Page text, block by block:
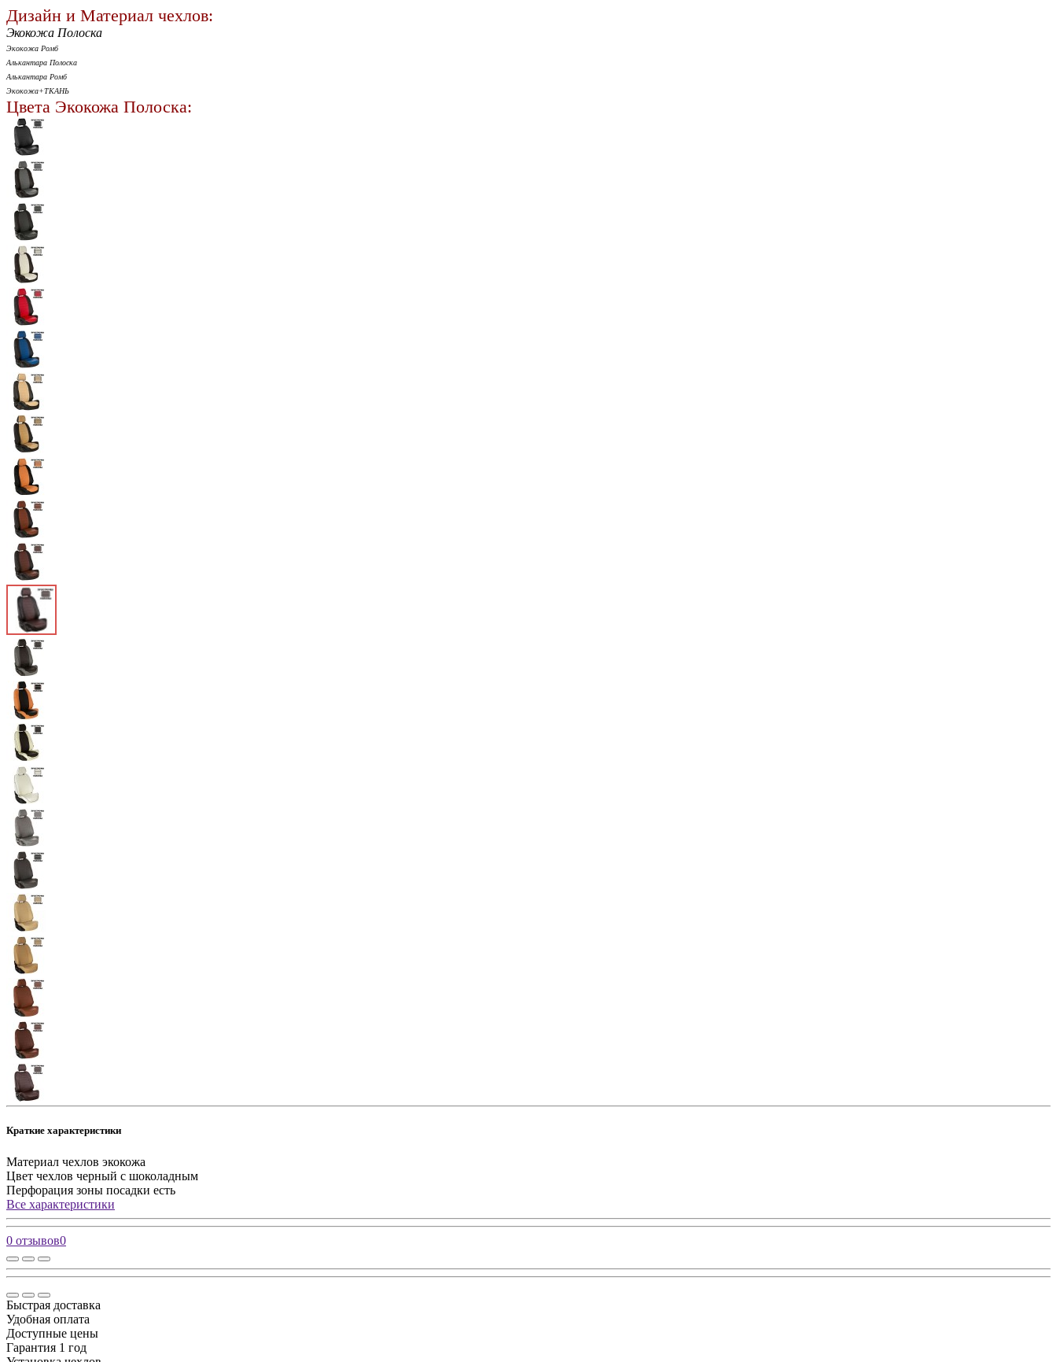
Дизайн и Материал чехлов:
Экокожа Полоска
Экокожа Ромб
Алькантара Полоска
Алькантара Ромб
Экокожа+ТКАНЬ
Цвета Экокожа Полоска:
Краткие характеристики
Материал чехлов экокожа
Цвет чехлов черный с шоколадным
Перфорация зоны посадки есть
Все характеристики
0 отзывов0
Быстрая доставка
Удобная оплата
Доступные цены
Гарантия 1 год